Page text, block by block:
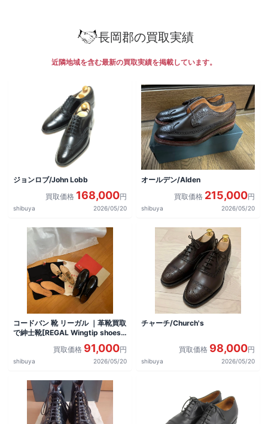
長岡郡の買取実績
近隣地域を含む最新の買取実績を掲載しています。
ジョンロブ/John Lobb
買取価格 168,000円
shibuya 2026/05/20
オールデン/Alden
買取価格 215,000円
shibuya 2026/05/20
コードバン 靴 リーガル ｜革靴買取
で紳士靴[REGAL Wingtip shoes]
買取価格 91,000円
shibuya 2026/05/20
チャーチ/Church's
買取価格 98,000円
shibuya 2026/05/20